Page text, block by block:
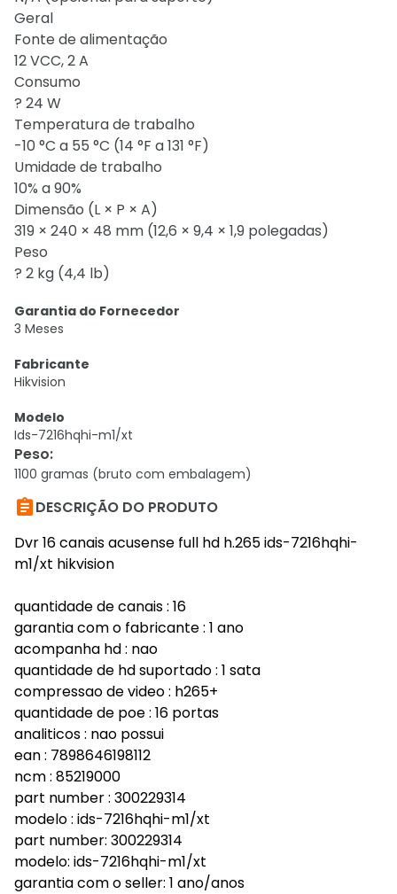
Geral
Fonte de alimentação
12 VCC, 2 A
Consumo
? 24 W
Temperatura de trabalho
-10 °C a 55 °C (14 °F a 131 °F)
Umidade de trabalho
10% a 90%
Dimensão (L × P × A)
319 × 240 × 48 mm (12,6 × 9,4 × 1,9 polegadas)
Peso
? 2 kg (4,4 lb)
Garantia do Fornecedor
3 Meses
Fabricante
Hikvision
Modelo
Ids-7216hqhi-m1/xt
Peso:
1100 gramas (bruto com embalagem)
DESCRIÇÃO DO PRODUTO
Dvr 16 canais acusense full hd h.265 ids-7216hqhi-
m1/xt hikvision
quantidade de canais : 16
garantia com o fabricante : 1 ano
acompanha hd : nao
quantidade de hd suportado : 1 sata
compressao de video : h265+
quantidade de poe : 16 portas
analiticos : nao possui
ean : 7898646198112
ncm : 85219000
part number : 300229314
modelo : ids-7216hqhi-m1/xt
part number: 300229314
modelo: ids-7216hqhi-m1/xt
garantia com o seller: 1 ano/anos